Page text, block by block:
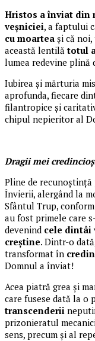
Hristos a înviat din
veșniciei, a faptului
cu moartea și că
această lentilătotul
lumea redevine plină
Iubirea și mărturia
aprofunda, fiecare
filantropice și
chipul nepieritor al
Dragii mei
Pline de
Învierii, alergând la
Sfântul Trup,
au fost primele care
devenind cele dintâi
creștine. Dintr-o
transformat în
Domnul a înviat!
Acea piatră grea și
care fusese dată la o
transcenderii
prizonieratul
sens, precum și al